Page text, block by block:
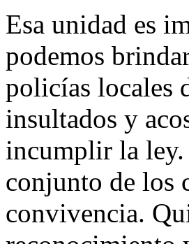
Esa unidad es
podemos
policías locales
insultados y
incumplir la ley.
conjunto de los
convivencia.